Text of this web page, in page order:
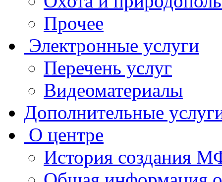
Прочее
Электронные услуги
Перечень услуг
Видеоматериалы
Дополнительные
О центре
История создания